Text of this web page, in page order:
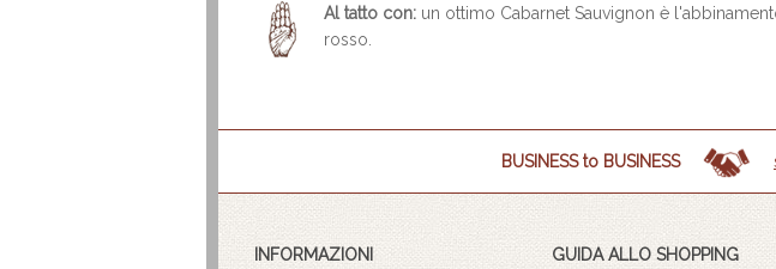
Al tatto con: un ottimo Cabarnet Sauvignon è
rosso.
BUSINESS to BUSINESS
INFORMAZIONI GUIDA ALLO SHOPPING